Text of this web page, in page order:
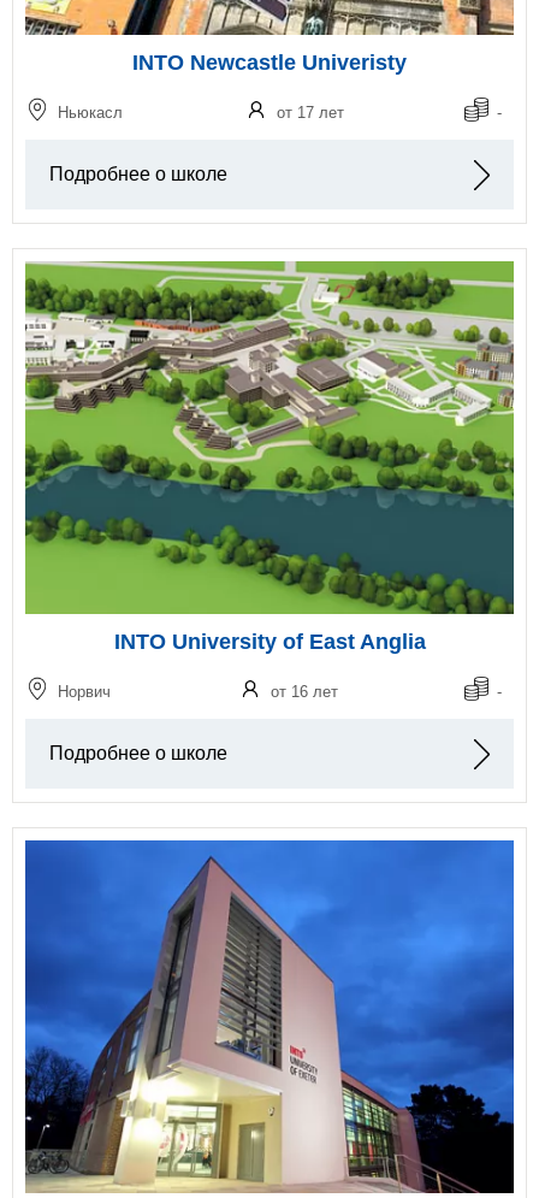
INTO Newcastle Univeristy
Ньюкасл от 17 лет -
Подробнее о школе
INTO University of East Anglia
Норвич от 16 лет -
Подробнее о школе